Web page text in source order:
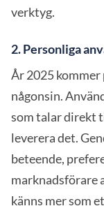
verktyg.
2. Personliga
År 2025
någonsin.
som talar direkt
leverera det.
beteende,
marknadsförare
känns mer som